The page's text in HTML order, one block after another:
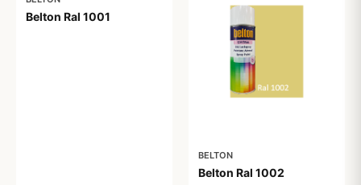
Belton Ral 1001
BELTON
Belton Ral 1002